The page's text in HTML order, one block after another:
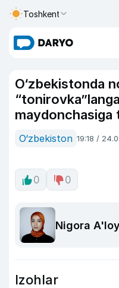
Toshkent
O‘zbekistonda
maydonchasiga
O‘zbekiston 19:18 /
0 0
Nigora
Izohlar